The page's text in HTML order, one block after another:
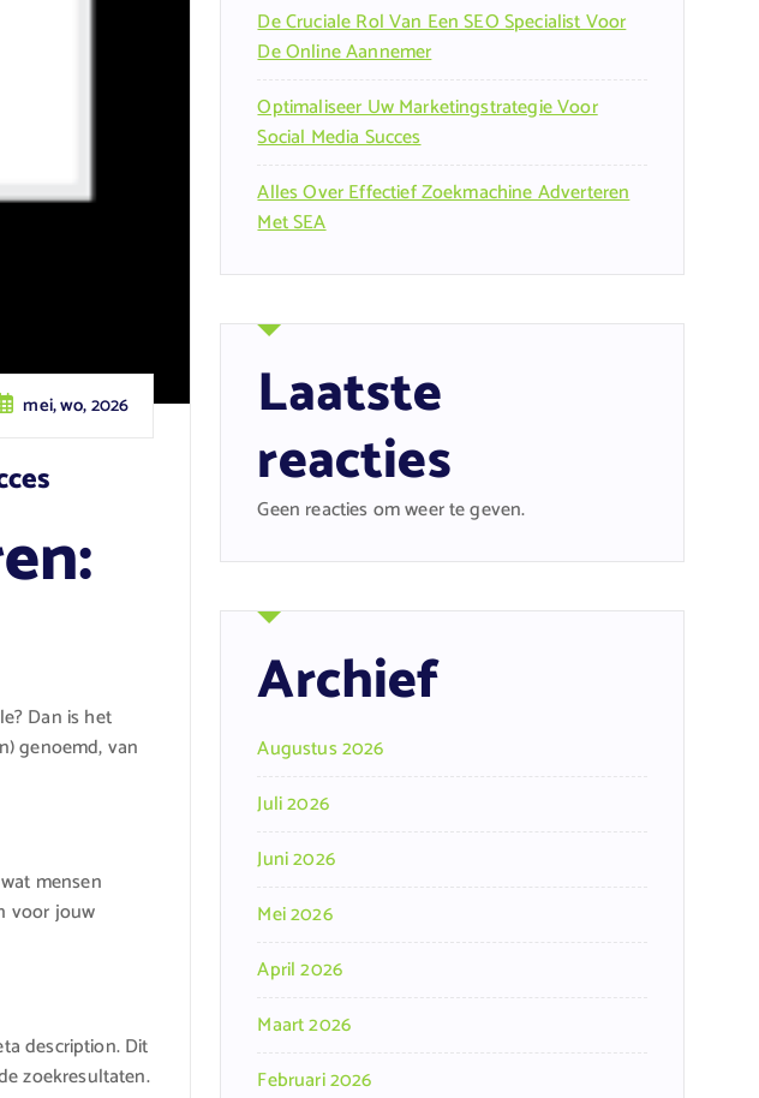
mei, wo, 2026
Dan is het
genoemd, van
mensen
voor jouw
description. Dit
zoekresultaten.
De Cruciale Rol Van Een SEO Specialist Voor
De Online Aannemer
Optimaliseer Uw Marketingstrategie Voor
Social Media Succes
Alles Over Effectief Zoekmachine Adverteren
Met SEA
Laatste
reacties
Geen reacties om weer te geven.
Archief
Augustus 2026
Juli 2026
Juni 2026
Mei 2026
April 2026
Maart 2026
Februari 2026